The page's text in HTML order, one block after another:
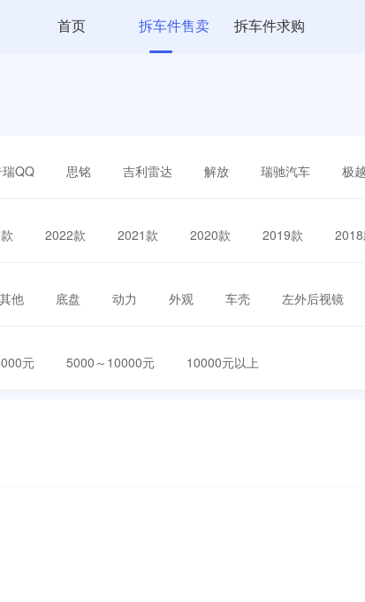
首页 拆车件售卖 拆车件求购
QQ 思铭 吉利雷达 解放 瑞驰汽车 极
2022款 2021款 2020款 2019款
其他 底盘 动力 外观 车壳 左外后视镜
元 5000～10000元 10000元以上